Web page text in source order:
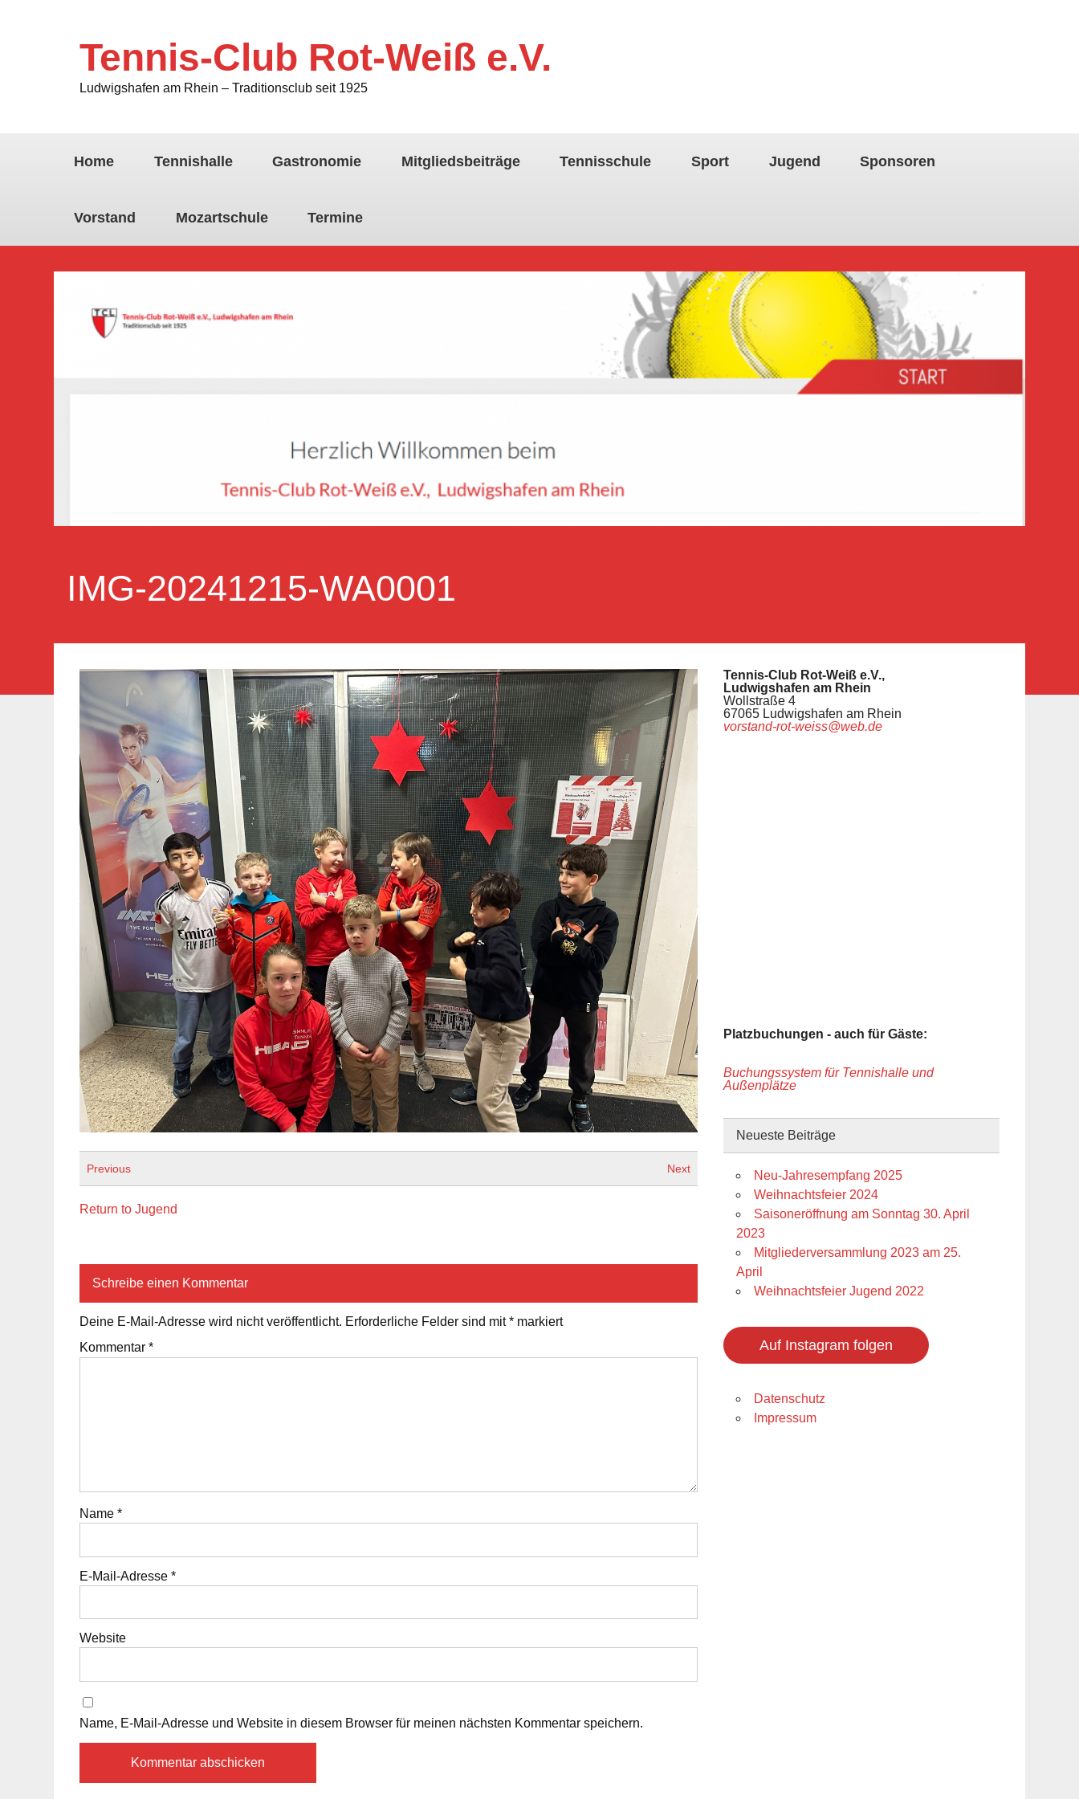
Tennis-Club Rot-Weiß e.V.
Ludwigshafen am Rhein – Traditionsclub seit 1925
Home Tennishalle Gastronomie Mitgliedsbeiträge Tennisschule Sport Jugend Sponsoren
Vorstand Mozartschule Termine
IMG-20241215-WA0001
Previous Next
Return to Jugend
Schreibe einen Kommentar
Deine E-Mail-Adresse wird nicht veröffentlicht. Erforderliche Felder sind mit* markiert
Kommentar*
Name*
E-Mail-Adresse*
Website
Name, E-Mail-Adresse und Website in diesem Browser für meinen nächsten Kommentar speichern.
Tennis-Club Rot-Weiß e.V.,
Ludwigshafen am Rhein
Wollstraße 4
67065 Ludwigshafen am Rhein
vorstand-rot-weiss@web.de
Platzbuchungen - auch für Gäste:
Buchungssystem für Tennishalle und
Außenplätze
Neueste Beiträge
Neu-Jahresempfang 2025
Weihnachtsfeier 2024
Saisoneröffnung am Sonntag 30. April
2023
Mitgliederversammlung 2023 am 25.
April
Weihnachtsfeier Jugend 2022
Auf Instagram folgen
Datenschutz
Impressum